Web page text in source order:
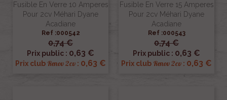
Fusible En Verre 10 Amperes
Pour 2cv Méhari Dyane
Acadiane
Ref :000542
0,74 €
Prix public : 0,63 €
Prix club Renov 2cv : 0,63 €
Fusible En Verre 15 Amperes
Pour 2cv Méhari Dyane
Acadiane
Ref :000543
0,74 €
Prix public : 0,63 €
Prix club Renov 2cv : 0,63 €